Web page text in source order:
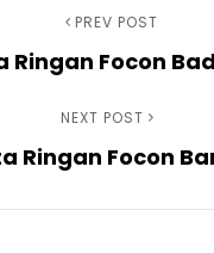
PREV POST
Ringan Focon
NEXT POST
Ringan Focon